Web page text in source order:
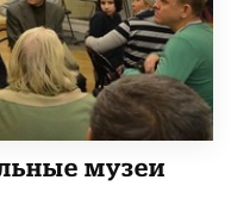
музеи